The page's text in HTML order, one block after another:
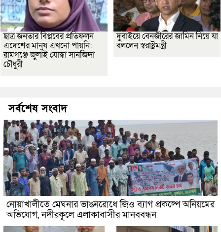
ছাত্র জনতার বিপ্লবের প্রতিফলন
এদেশের মানুষ এখনো পায়নি:
রামগঞ্জে জুলাই যোদ্ধা সানজিদা
চৌধুরী
দুবাইয়ে বেনজীরের জামিন নিয়ে যা
বললেন স্বরাষ্ট্রমন্ত্রী
সর্বশেষ সংবাদ
নোয়াখালীতে মেঘনার ভাঙনরোধে জিও ব্যাগ প্রকল্পে অনিয়মের
অভিযোগ, নদীরকূলে এলাকাবাসীর মানববন্ধন